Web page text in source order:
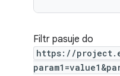
Filtr pasuje do
https://